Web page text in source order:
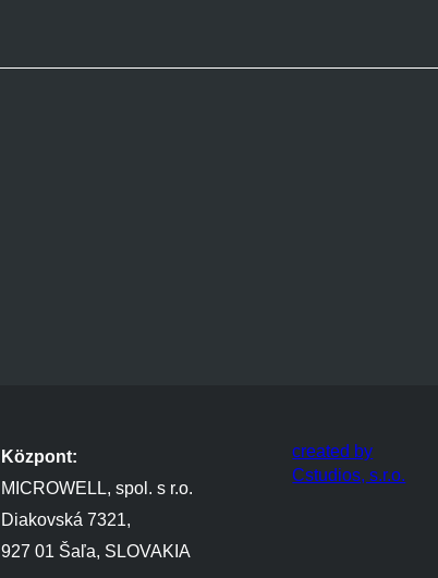
Központ:
MICROWELL, spol. s r.o.
Diakovská 7321,
927 01 Šaľa, SLOVAKIA
created by
Cstudios, s.r.o.